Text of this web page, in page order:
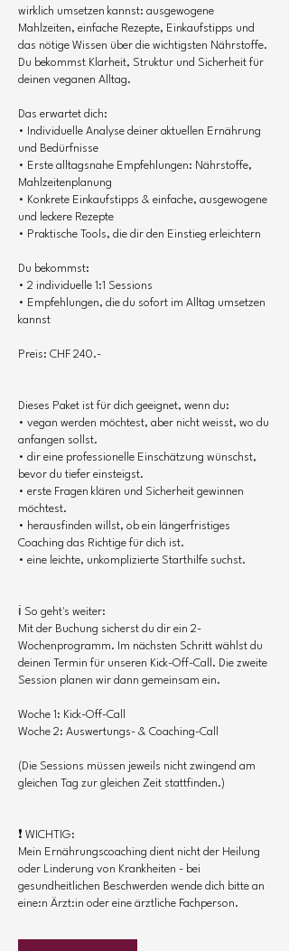
wirklich umsetzen kannst: ausgewogene
Mahlzeiten, einfache Rezepte, Einkaufstipps und
das nötige Wissen über die wichtigsten Nährstoffe.
Du bekommst Klarheit, Struktur und Sicherheit für
deinen veganen Alltag.
Das erwartet dich:
• Individuelle Analyse deiner aktuellen Ernährung
und Bedürfnisse
• Erste alltagsnahe Empfehlungen: Nährstoffe,
Mahlzeitenplanung
• Konkrete Einkaufstipps & einfache, ausgewogene
und leckere Rezepte
• Praktische Tools, die dir den Einstieg erleichtern
Du bekommst:
• 2 individuelle 1:1 Sessions
• Empfehlungen, die du sofort im Alltag umsetzen
kannst
Preis: CHF 240.-
Dieses Paket ist für dich geeignet, wenn du:
• vegan werden möchtest, aber nicht weisst, wo du
anfangen sollst.
• dir eine professionelle Einschätzung wünschst,
bevor du tiefer einsteigst.
• erste Fragen klären und Sicherheit gewinnen
möchtest.
• herausfinden willst, ob ein längerfristiges
Coaching das Richtige für dich ist.
• eine leichte, unkomplizierte Starthilfe suchst.
ℹ️ So geht's weiter:
Mit der Buchung sicherst du dir ein 2-
Wochenprogramm. Im nächsten Schritt wählst du
deinen Termin für unseren Kick-Off-Call. Die zweite
Session planen wir dann gemeinsam ein.
Woche 1: Kick-Off-Call
Woche 2: Auswertungs- & Coaching-Call
(Die Sessions müssen jeweils nicht zwingend am
gleichen Tag zur gleichen Zeit stattfinden.)
❗ WICHTIG:
Mein Ernährungscoaching dient nicht der Heilung
oder Linderung von Krankheiten - bei
gesundheitlichen Beschwerden wende dich bitte an
eine:n Ärzt:in oder eine ärztliche Fachperson.